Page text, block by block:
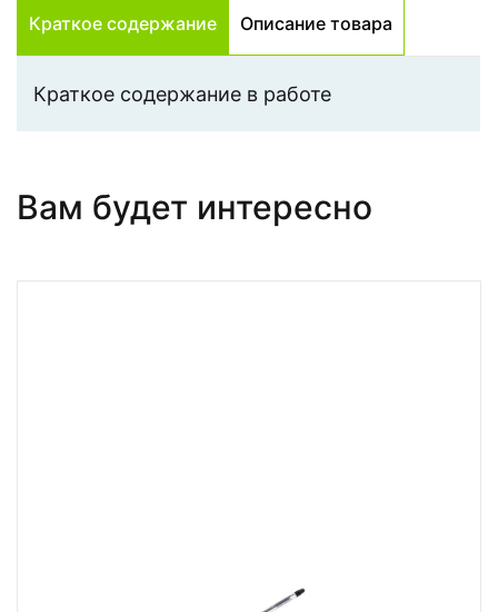
Краткое содержание Описание товара
Краткое содержание в работе
Вам будет интересно